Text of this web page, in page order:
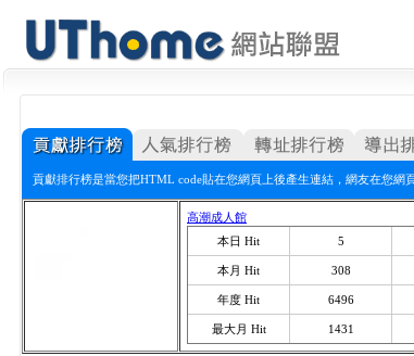
貢獻排行榜是當您把HTML code貼在您網頁上後產生連結，網友在您網
高潮成人館
本日 Hit
5
本月 Hit 308
年度 Hit 6496
最大月 Hit 1431